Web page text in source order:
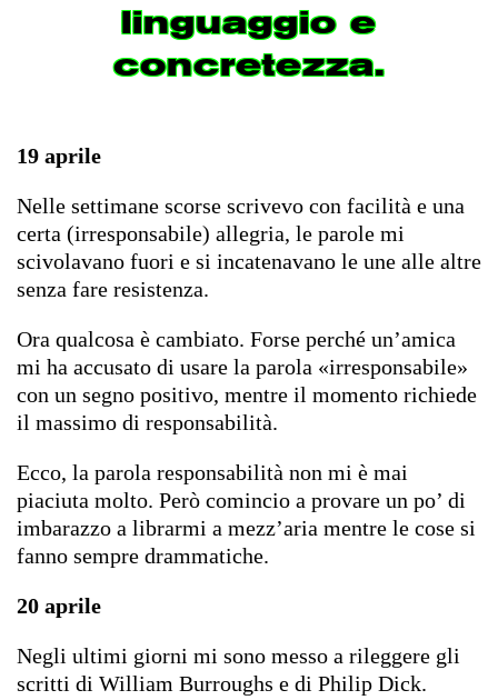
linguaggio e
concretezza.
19 aprile
Nelle settimane scorse scrivevo con facilità e una
certa (irresponsabile) allegria, le parole mi
scivolavano fuori e si incatenavano le une alle altre
senza fare resistenza.
Ora qualcosa è cambiato. Forse perché un’amica
mi ha accusato di usare la parola «irresponsabile»
con un segno positivo, mentre il momento richiede
il massimo di responsabilità.
Ecco, la parola responsabilità non mi è mai
piaciuta molto. Però comincio a provare un po’ di
imbarazzo a librarmi a mezz’aria mentre le cose si
fanno sempre drammatiche.
20 aprile
Negli ultimi giorni mi sono messo a rileggere gli
scritti di William Burroughs e di Philip Dick.